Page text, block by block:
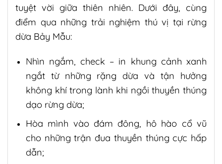
tuyệt vời giữa thiên nhiên. Dưới đây, cùng
điểm qua những trải nghiệm thú vị tại rừng
dừa Bảy Mẫu:
Nhìn ngắm, check – in khung cảnh xanh
ngắt từ những rặng dừa và tận hưởng
không khí trong lành khi ngồi thuyền thúng
dạo rừng dừa;
Hòa mình vào đám đông, hô hào cổ vũ
cho những trận đua thuyền thúng cực hấp
dẫn;